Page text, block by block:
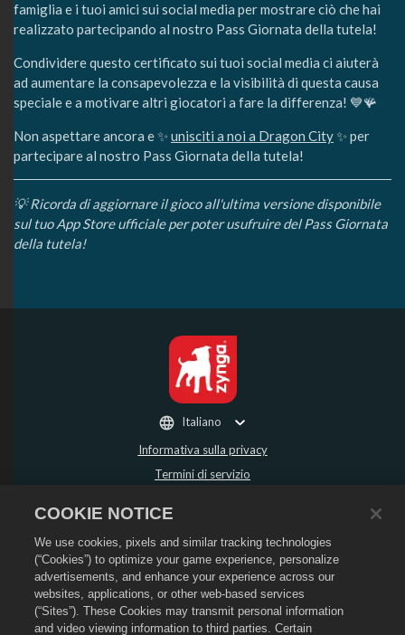
famiglia e i tuoi amici sui social media per mostrare ciò che hai
realizzato partecipando al nostro Pass Giornata della tutela!
Condividere questo certificato sui tuoi social media ci aiuterà
ad aumentare la consapevolezza e la visibilità di questa causa
speciale e a motivare altri giocatori a fare la differenza! 💙🪸
Non aspettare ancora e ✨unisciti a noi a Dragon City✨ per
partecipare al nostro Pass Giornata della tutela!
💡 Ricorda di aggiornare il gioco all'ultima versione disponibile
sul tuo App Store ufficiale per poter usufruire del Pass Giornata
della tutela!
Informativa sulla privacy
Termini di servizio
Politica sui rimborsi
Informativa sui cookie
Assistenza per lo store
Assistenza di gioco
Impostazioni cookie
Italiano
COOKIE NOTICE
We use cookies, pixels and similar tracking technologies
(“Cookies”) to optimize your game experience, personalize
advertisements, and enhance your experience across our
websites, applications, or other web-based services
(“Sites”). These Cookies may transmit personal information
and video viewing information to third parties. Certain